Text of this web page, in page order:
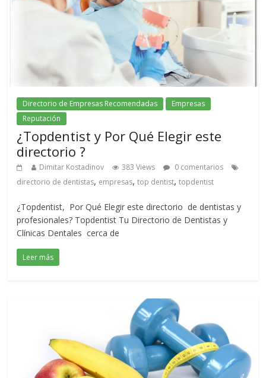
Directorio de Empresas Recomendadas
Empresas
Reputación
¿Topdentist y Por Qué Elegir este
directorio ?
Dimitar Kostadinov 383 Views
0 comentarios
directorio de dentistas, empresas,top dentist,topdentist
¿Topdentist, Por Qué Elegir este directorio de dentistas y
profesionales? Topdentist Tu Directorio de Dentistas y
Clínicas Dentales cerca de
Leer más